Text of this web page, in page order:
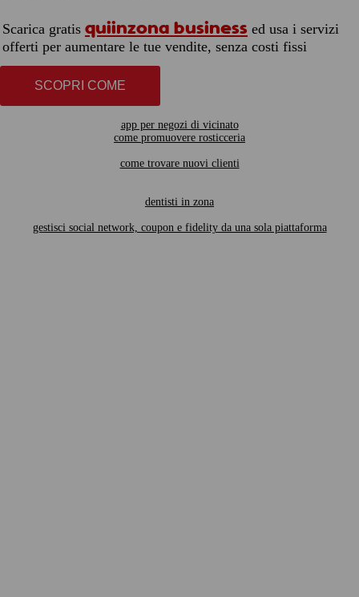
Scarica gratis quiinzona business ed usa i servizi
offerti per aumentare le tue vendite, senza costi fissi
SCOPRI COME
app per negozi di vicinato
come promuovere rosticceria
come trovare nuovi clienti
dentisti in zona
gestisci social network, coupon e fidelity da una sola piattaforma